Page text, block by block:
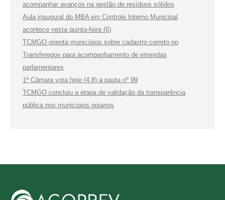
acompanhar avanços na gestão de resíduos sólidos
Aula inaugural do MBA em Controle Interno Municipal
acontece nesta quinta-feira (6)
TCMGO orienta municípios sobre cadastro correto no
Transferegov para acompanhamento de emendas
parlamentares
1ª Câmara vota hoje (4.8) a pauta nº 99
TCMGO concluiu a etapa de validação da transparência
pública nos municípios goianos